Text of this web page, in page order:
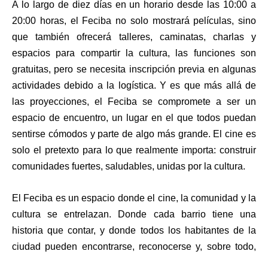
A lo largo de diez días en un horario desde las 10:00 a
20:00 horas, el Feciba no solo mostrará películas, sino
que también ofrecerá talleres, caminatas, charlas y
espacios para compartir la cultura, las funciones son
gratuitas, pero se necesita inscripción previa en algunas
actividades debido a la logística. Y es que más allá de
las proyecciones, el Feciba se compromete a ser un
espacio de encuentro, un lugar en el que todos puedan
sentirse cómodos y parte de algo más grande. El cine es
solo el pretexto para lo que realmente importa: construir
comunidades fuertes, saludables, unidas por la cultura.
El Feciba es un espacio donde el cine, la comunidad y la
cultura se entrelazan. Donde cada barrio tiene una
historia que contar, y donde todos los habitantes de la
ciudad pueden encontrarse, reconocerse y, sobre todo,